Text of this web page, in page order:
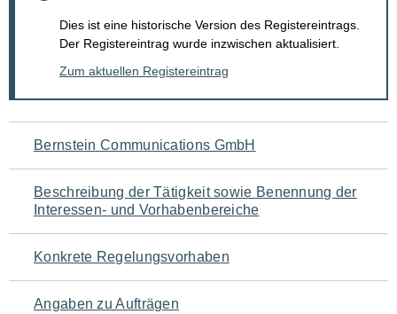
Dies ist eine historische Version des Registereintrags.
Der Registereintrag wurde inzwischen aktualisiert.
Zum aktuellen Registereintrag
Navigation
für
den
Seiteninhalt
Bernstein Communications GmbH
Beschreibung der Tätigkeit sowie Benennung der
Interessen- und Vorhabenbereiche
Konkrete Regelungsvorhaben
Angaben zu Aufträgen